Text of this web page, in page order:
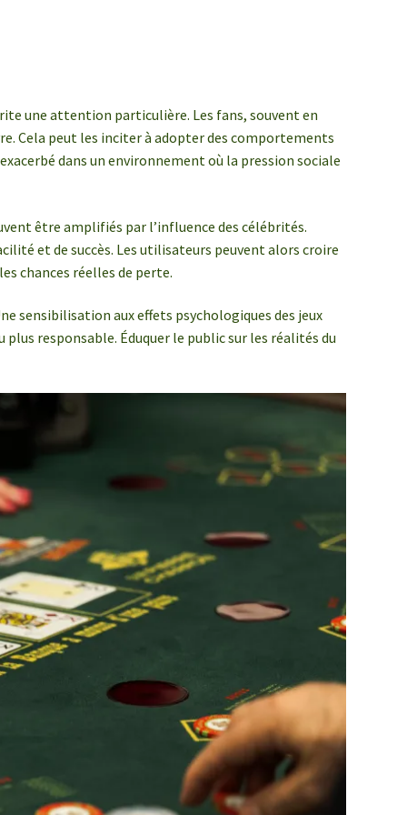
une attention particulière. Les fans, souvent en
Cela peut les inciter à adopter des comportements
dans un environnement où la pression sociale
être amplifiés par l’influence des célébrités.
et de succès. Les utilisateurs peuvent alors croire
chances réelles de perte.
sensibilisation aux effets psychologiques des jeux
responsable. Éduquer le public sur les réalités du